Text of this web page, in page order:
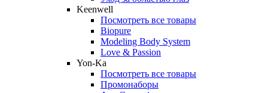
Keenwell
Посмотреть все товары
Biopure
Modeling Body System
Love & Passion
Yon-Ka
Посмотреть все товары
Промонаборы